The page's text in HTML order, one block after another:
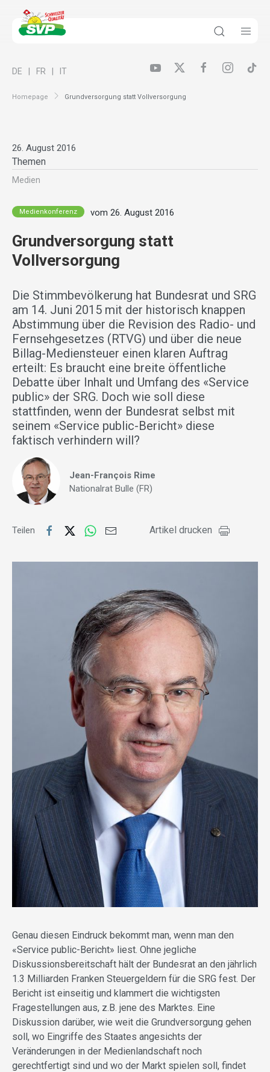
Homepage Grundversorgung statt Vollversorgung
DE FR IT
26. August 2016
Themen
Medien
Medienkonferenz vom 26. August 2016
Grundversorgung statt
Vollversorgung
Die Stimmbevölkerung hat Bundesrat und SRG
am 14. Juni 2015 mit der historisch knappen
Abstimmung über die Revision des Radio- und
Fernsehgesetzes (RTVG) und über die neue
Billag-Mediensteuer einen klaren Auftrag
erteilt: Es braucht eine breite öffentliche
Debatte über Inhalt und Umfang des «Service
public» der SRG. Doch wie soll diese
stattfinden, wenn der Bundesrat selbst mit
seinem «Service public-Bericht» diese
faktisch verhindern will?
Jean-François Rime
Nationalrat Bulle (FR)
Teilen Artikel drucken
Genau diesen Eindruck bekommt man, wenn man den
«Service public-Bericht» liest. Ohne jegliche
Diskussionsbereitschaft hält der Bundesrat an den jährlich
1.3 Milliarden Franken Steuergeldern für die SRG fest. Der
Bericht ist einseitig und klammert die wichtigsten
Fragestellungen aus, z.B. jene des Marktes. Eine
Diskussion darüber, wie weit die Grundversorgung gehen
soll, wo Eingriffe des Staates angesichts der
Veränderungen in der Medienlandschaft noch
gerechtfertigt sind und wo der Markt spielen soll, findet